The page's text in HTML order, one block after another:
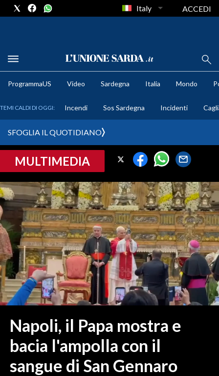
METEO
CRONACA SARDEGNA
PROVINCIA DI CAGLIARI
SULCIS IGLESIENTE
MEDIO CAMPIDANO
ORISTANO E PROVINCIA
SASSARI E PROVINCIA
GALLURA
NUORO E PROVINCIA
OGLIASTRA
CRONACA
ITALIA
MONDO
Italy ACCEDI
ProgrammaUS Video Sardegna Italia Mondo
TEMI CALDI DI OGGI: Incendi Sos Sardegna Incidenti
SFOGLIA IL QUOTIDIANO
MULTIMEDIA
Napoli, il Papa mostra e
bacia l'ampolla con il
sangue di San Gennaro